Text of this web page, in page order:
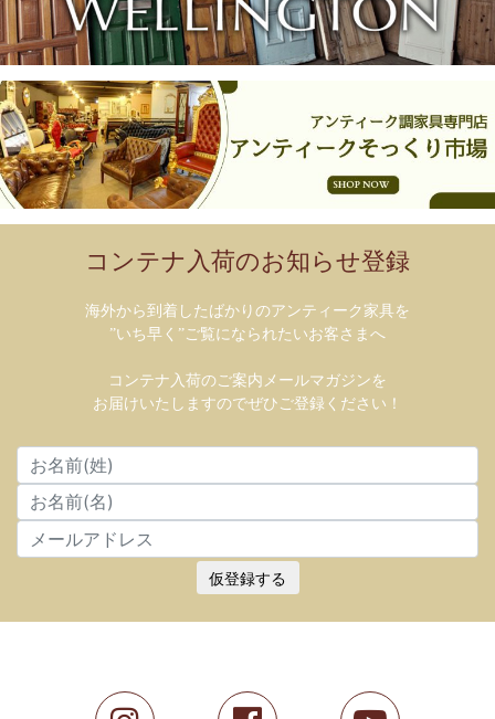
コンテナ入荷のお知らせ登録
海外から到着したばかりのアンティーク家具を
”いち早く”ご覧になられたいお客さまへ
コンテナ入荷のご案内メールマガジンを
お届けいたしますのでぜひご登録ください！
仮登録する